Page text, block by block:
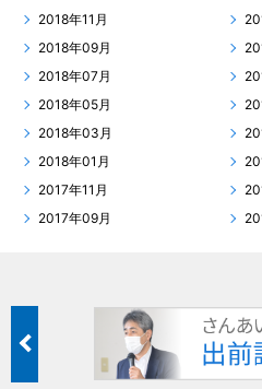
2018年11月
2018年09月
2018年07月
2018年05月
2018年03月
2018年01月
2017年11月
2017年09月